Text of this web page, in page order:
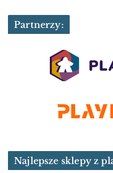
Partnerzy:
Najlepsze sklepy z